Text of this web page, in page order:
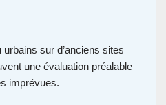
sur d’anciens sites
une évaluation préalable
imprévues.